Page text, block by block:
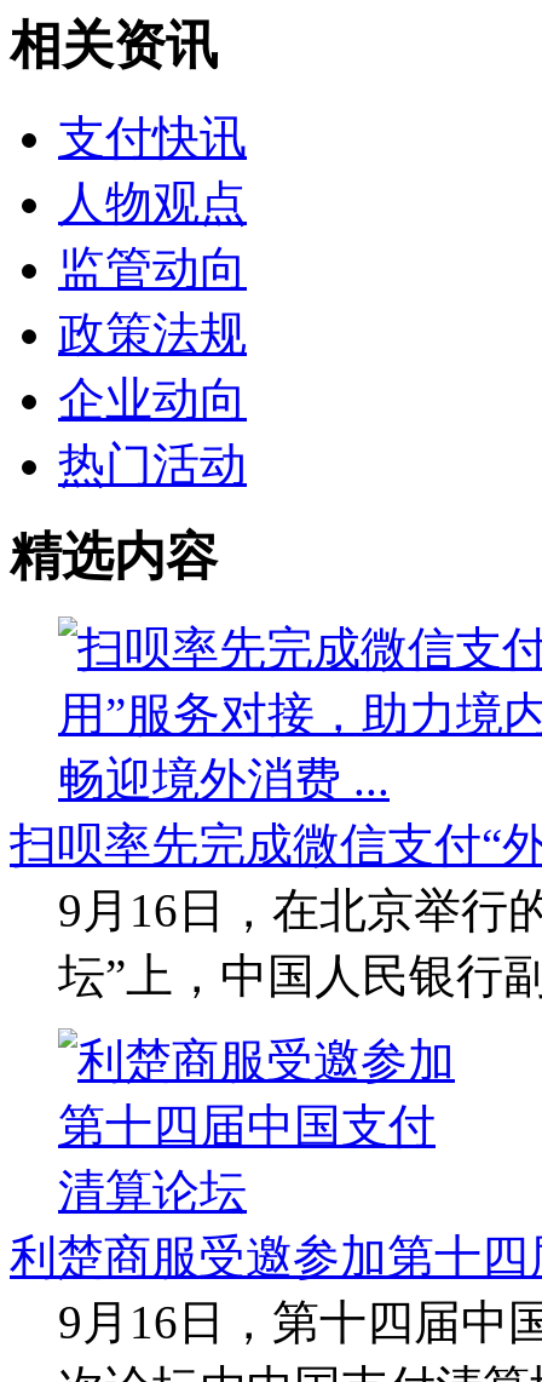
相关资讯
支付快讯
人物观点
监管动向
政策法规
企业动向
热门活动
精选内容
扫呗率先完成微信支付“
9月16日，在北京举行
坛”上，中国人民银行
利楚商服受邀参加第十四
9月16日，第十四届中